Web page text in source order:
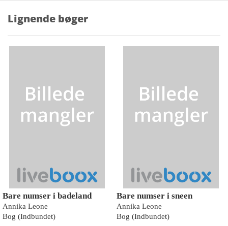
Lignende bøger
Bare numser i badeland
Annika Leone
Bog (Indbundet)
Bare numser i sneen
Annika Leone
Bog (Indbundet)